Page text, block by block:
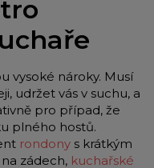
vysoké nároky. Musí
udržet vás v suchu, a
pro případ, že
plného hostů.
rondony s krátkým
zádech, kuchařské